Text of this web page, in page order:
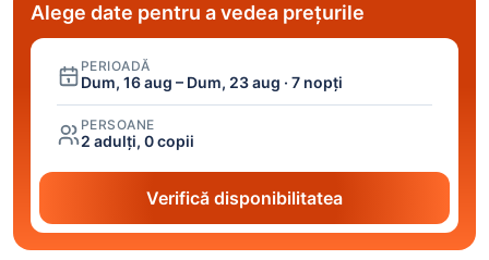
Alege date pentru a vedea prețurile
PERIOADĂ
Dum, 16 aug – Dum, 23 aug · 7 nopți
PERSOANE
2 adulți, 0 copii
Verifică disponibilitatea